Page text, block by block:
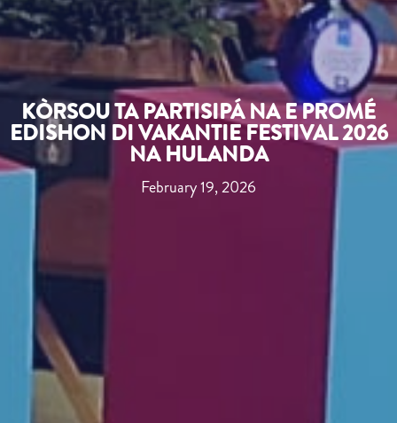
KÒRSOU TA PARTISIPÁ NA E PROMÉ
EDISHON DI VAKANTIE FESTIVAL 2026
NA HULANDA
February 19, 2026